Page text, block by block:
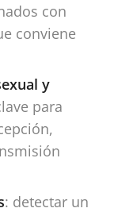
con
conviene
y
para
: detectar un